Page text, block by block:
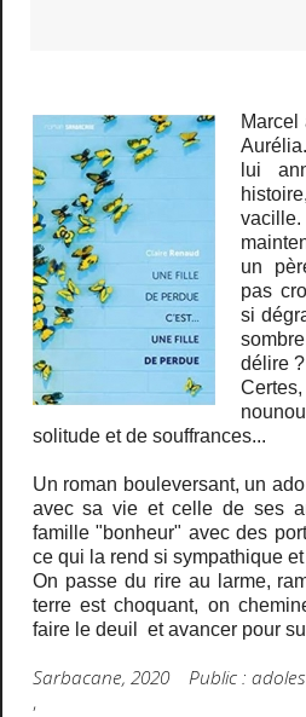
Marcel
lui
un
pas
si
délire ?
solitude et de souffrances...
Un roman bouleversant, un
avec sa vie et celle de ses
famille "bonheur" avec des
ce qui la rend si sympathique
On passe du rire au larme,
terre est choquant, on
faire le deuil et avancer pour
Sarbacane, 2020 Public :
,